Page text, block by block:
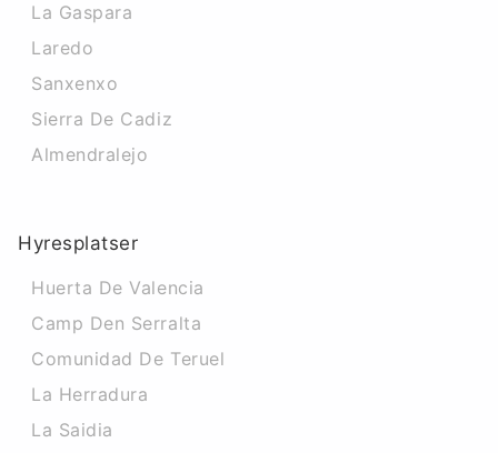
La Gaspara
Laredo
Sanxenxo
Sierra De Cadiz
Almendralejo
Hyresplatser
Huerta De Valencia
Camp Den Serralta
Comunidad De Teruel
La Herradura
La Saidia